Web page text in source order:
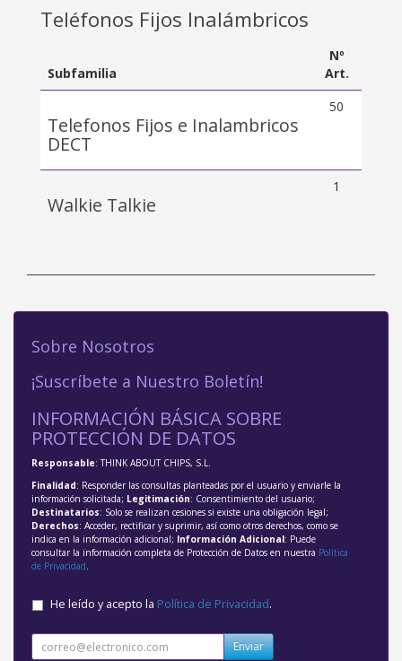
Teléfonos Fijos Inalámbricos
Subfamilia
Nº
Art.
Telefonos Fijos e Inalambricos
DECT
50
Walkie Talkie
1
Sobre Nosotros
¡Suscríbete a Nuestro Boletín!
INFORMACIÓN BÁSICA SOBRE
PROTECCIÓN DE DATOS
Responsable: THINK ABOUT CHIPS, S.L.
Finalidad: Responder las consultas planteadas por el usuario y enviarle la
información solicitada; Legitimación: Consentimiento del usuario;
Destinatarios: Solo se realizan cesiones si existe una obligación legal;
Derechos: Acceder, rectificar y suprimir, así como otros derechos, como se
indica en la información adicional; Información Adicional: Puede
consultar la información completa de Protección de Datos en nuestra Política
de Privacidad.
He leído y acepto la Política de Privacidad.
Enviar